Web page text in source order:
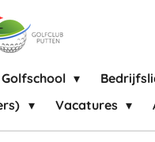
Golfschool
Vacatures